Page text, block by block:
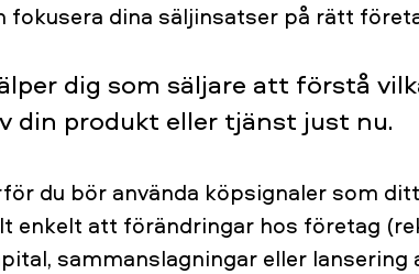
fokusera dina säljinsatser på rätt
dig som säljare att förstå
din produkt eller tjänst just nu.
du bör använda köpsignaler som
enkelt att förändringar hos företag
sammanslagningar eller lansering